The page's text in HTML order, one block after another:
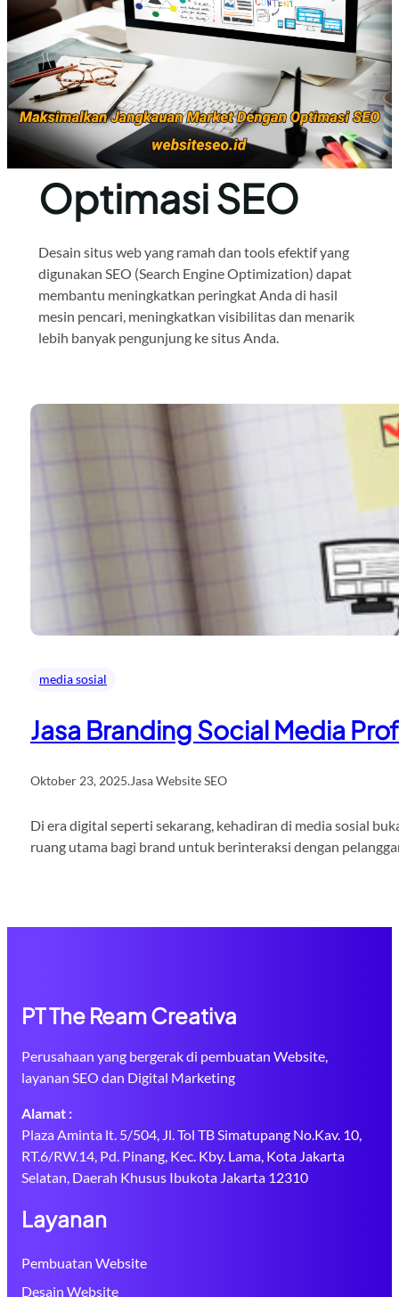
Optimasi SEO
Desain situs web yang ramah dan tools efektif yang
digunakan SEO (Search Engine Optimization) dapat
membantu meningkatkan peringkat Anda di hasil
mesin pencari, meningkatkan visibilitas dan menarik
lebih banyak pengunjung ke situs Anda.
media sosial
Jasa Branding Social Media
Oktober 23, 2025.Jasa Website SEO
Di era digital seperti sekarang, kehadiran di media sosial
ruang utama bagi brand untuk berinteraksi dengan
PT The Ream Creativa
Perusahaan yang bergerak di pembuatan Website,
layanan SEO dan Digital Marketing
Alamat :
Plaza Aminta lt. 5/504, Jl. Tol TB Simatupang No.Kav. 10,
RT.6/RW.14, Pd. Pinang, Kec. Kby. Lama, Kota Jakarta
Selatan, Daerah Khusus Ibukota Jakarta 12310
Layanan
Pembuatan Website
Desain Website